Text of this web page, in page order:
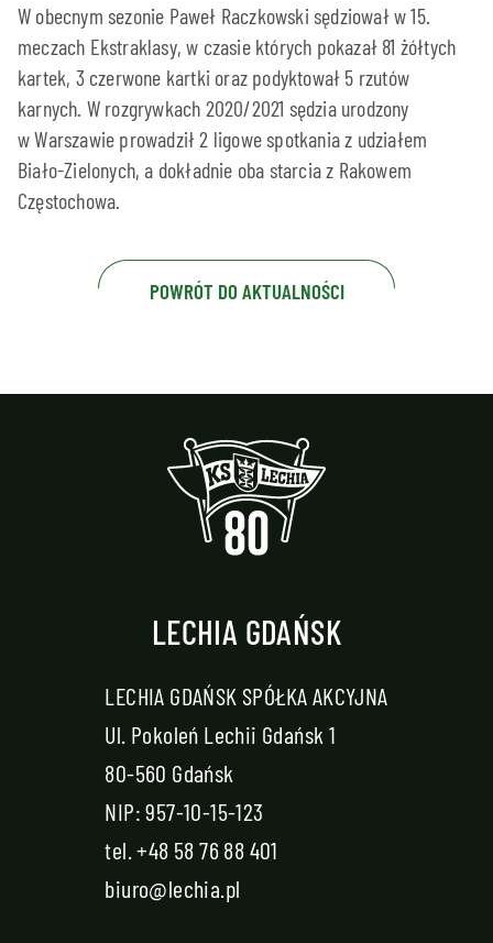
W obecnym sezonie Paweł Raczkowski sędziował w 15.
meczach Ekstraklasy, w czasie których pokazał 81 żółtych
kartek, 3 czerwone kartki oraz podyktował 5 rzutów
karnych. W rozgrywkach 2020/2021 sędzia urodzony
w Warszawie prowadził 2 ligowe spotkania z udziałem
Biało-Zielonych, a dokładnie oba starcia z Rakowem
Częstochowa.
POWRÓT DO AKTUALNOŚCI
LECHIA GDAŃSK
LECHIA GDAŃSK SPÓŁKA AKCYJNA
Ul. Pokoleń Lechii Gdańsk 1
80-560 Gdańsk
NIP: 957-10-15-123
tel.+48 58 76 88 401
biuro@lechia.pl